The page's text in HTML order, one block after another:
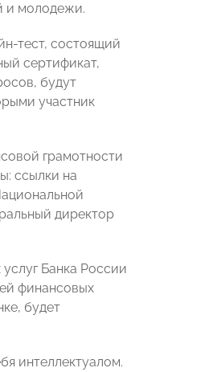
и молодежи.
тест, состоящий
сертификат,
будут
участник
грамотности
ссылки на
директор
Банка России
финансовых
будет
интеллектуалом.